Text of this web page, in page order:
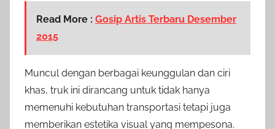
Read More : Gosip Artis Terbaru Desember
2015
Muncul dengan berbagai keunggulan dan ciri
khas, truk ini dirancang untuk tidak hanya
memenuhi kebutuhan transportasi tetapi juga
memberikan estetika visual yang mempesona.